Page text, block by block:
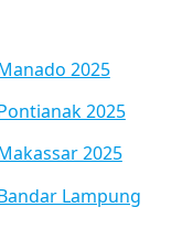
2025
2025
2025
Lampung